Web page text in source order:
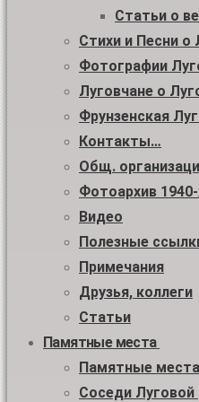
Статьи о
Стихи и Песни о
Фотографии
Луговчане о
Фрунзенская
Контакты…
Общ.
Фотоархив
Видео
Полезные
Примечания
Друзья, коллеги
Статьи
Памятные места
Памятные места
Соседи Луговой